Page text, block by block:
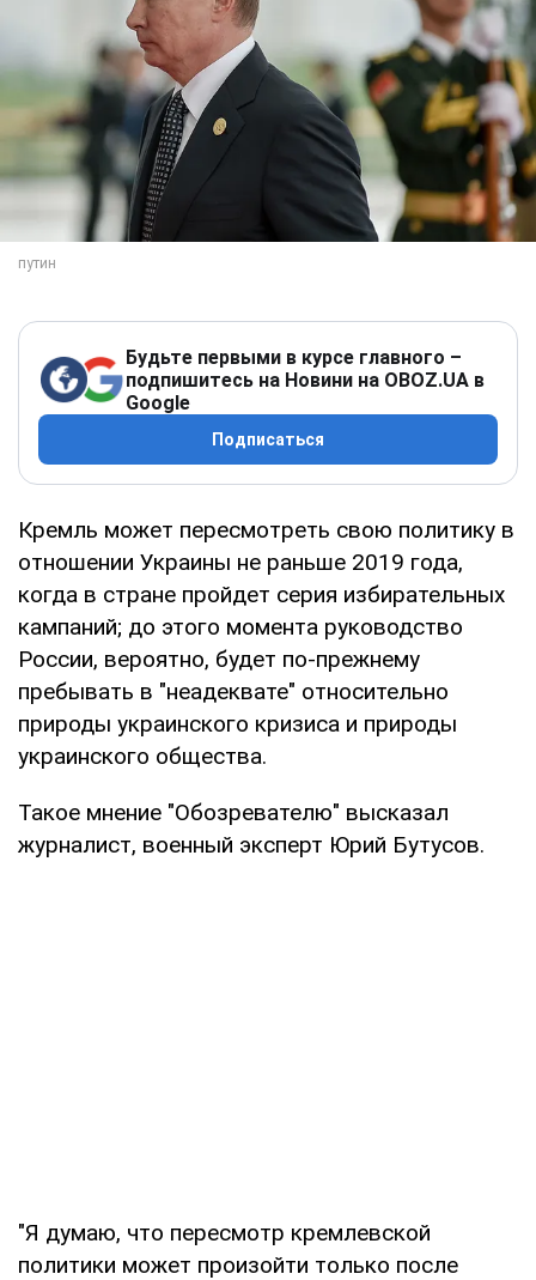
Будьте первыми в курсе главного –
подпишитесь на Новини на OBOZ.UA в
Google
Подписаться
Кремль может пересмотреть свою политику в
отношении Украины не раньше 2019 года,
когда в стране пройдет серия избирательных
кампаний; до этого момента руководство
России, вероятно, будет по-прежнему
пребывать в "неадеквате" относительно
природы украинского кризиса и природы
украинского общества.
Такое мнение "Обозревателю" высказал
журналист, военный эксперт Юрий Бутусов.
"Я думаю, что пересмотр кремлевской
политики может произойти только после